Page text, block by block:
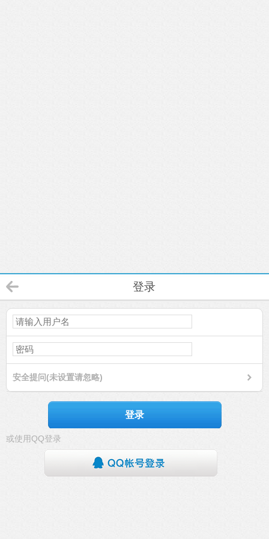
登录
安全提问(未设置请忽略)
登录
或使用QQ登录